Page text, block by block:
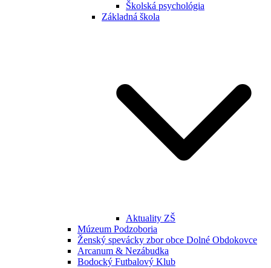
Školská psychológia
Základná škola
Aktuality ZŠ
Múzeum Podzoboria
Ženský spevácky zbor obce Dolné Obdokovce
Arcanum & Nezábudka
Bodocký Futbalový Klub